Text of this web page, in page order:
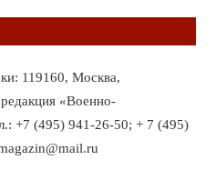
119160, Москва,
«Военно-
+7 (495) 941-26-50; + 7 (495)